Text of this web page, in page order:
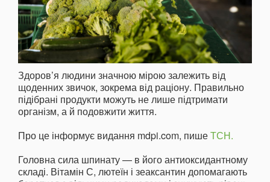
Здоров’я людини значною мірою залежить від
щоденних звичок, зокрема від раціону. Правильно
підібрані продукти можуть не лише підтримати
організм, а й подовжити життя.
Про це інформує видання mdpi.com, пишеТСН.
Головна сила шпинату — в його антиоксидантному
складі. Вітамін С, лютеїн і зеаксантин допомагають